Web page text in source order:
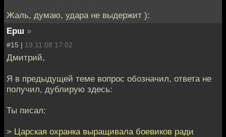
Жаль, думаю, удара не выдержит ):
Ерш »
#15 | 19.11.08 17:02
Дмитрий,
Я в предыдущей теме вопрос обозначил, ответа не
получил, дублирую здесь:
Ты писал:
> Царская охранка выращивала боевиков ради